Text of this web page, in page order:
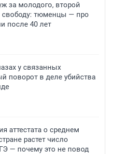
за молодого, второй
свободу: тюменцы — про
после 40 лет
у связанных
поворот в деле убийства
аттестата о среднем
растет число
— почему это не повод